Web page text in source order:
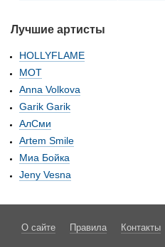
Лучшие артисты
HOLLYFLAME
МОТ
Anna Volkova
Garik Garik
АлСми
Artem Smile
Миа Бойка
Jeny Vesna
О сайте Правила Контакты